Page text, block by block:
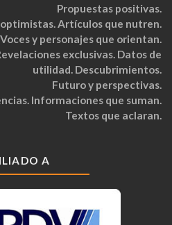
Propuestas positivas.
Artículos que nutren.
Voces y personajes que orientan.
exclusivas. Datos de
utilidad. Descubrimientos.
Futuro y perspectivas.
Informaciones que suman.
Textos que aclaran.
A